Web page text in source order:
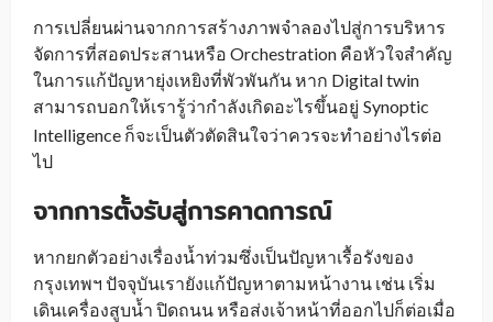
การเปลี่ยนผ่านจากการสร้างภาพจำลองไปสู่การบริหาร
จัดการที่สอดประสานหรือ Orchestration คือหัวใจสำคัญ
ในการแก้ปัญหายุ่งเหยิงที่พัวพันกัน หาก Digital twin
สามารถบอกให้เรารู้ว่ากำลังเกิดอะไรขึ้นอยู่ Synoptic
Intelligence ก็จะเป็นตัวตัดสินใจว่าควรจะทำอย่างไรต่อ
ไป
จากการตั้งรับสู่การคาดการณ์
หากยกตัวอย่างเรื่องน้ำท่วมซึ่งเป็นปัญหาเรื้อรังของ
กรุงเทพฯ ปัจจุบันเรายังแก้ปัญหาตามหน้างาน เช่น เริ่ม
เดินเครื่องสูบน้ำ ปิดถนน หรือส่งเจ้าหน้าที่ออกไปก็ต่อเมื่อ